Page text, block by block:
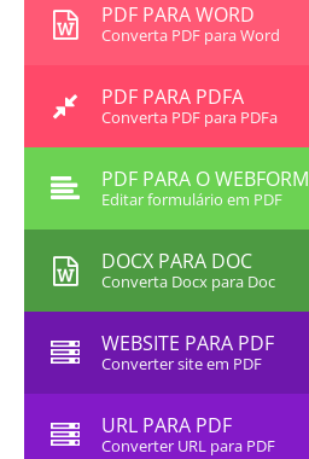
PDF PARA WORD
Converta PDF para Word
PDF PARA PDFA
Converta PDF para PDFa
PDF PARA O WEBFORM
Editar formulário em PDF
DOCX PARA DOC
Converta Docx para Doc
WEBSITE PARA PDF
Converter site em PDF
URL PARA PDF
Converter URL para PDF